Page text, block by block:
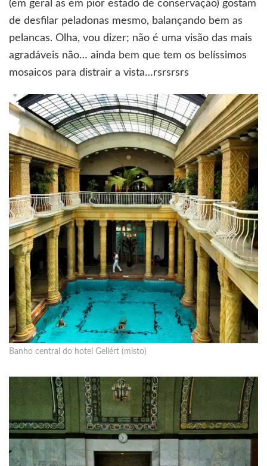
(em geral as em pior estado de conservação) gostam
de desfilar peladonas mesmo, balançando bem as
pelancas. Olha, vou dizer; não é uma visão das mais
agradáveis não… ainda bem que tem os belíssimos
mosaicos para distrair a vista…rsrsrsrs
Banho central do hotel Gellért (misto)